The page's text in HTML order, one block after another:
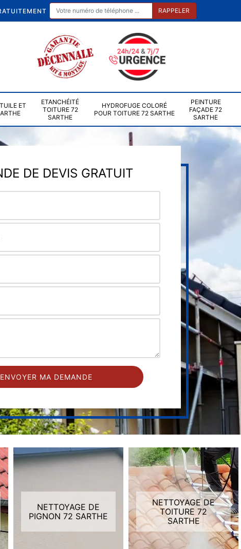
ET
ETANCHÉITÉ
TOITURE 72
SARTHE
HYDROFUGE COLORÉ
POUR TOITURE 72 SARTHE
PEINTURE
FAÇADE 72
SARTHE
DE DEVIS GRATUIT
NETTOYAGE DE
PIGNON 72 SARTHE
NETTOYAGE DE
TOITURE 72
SARTHE